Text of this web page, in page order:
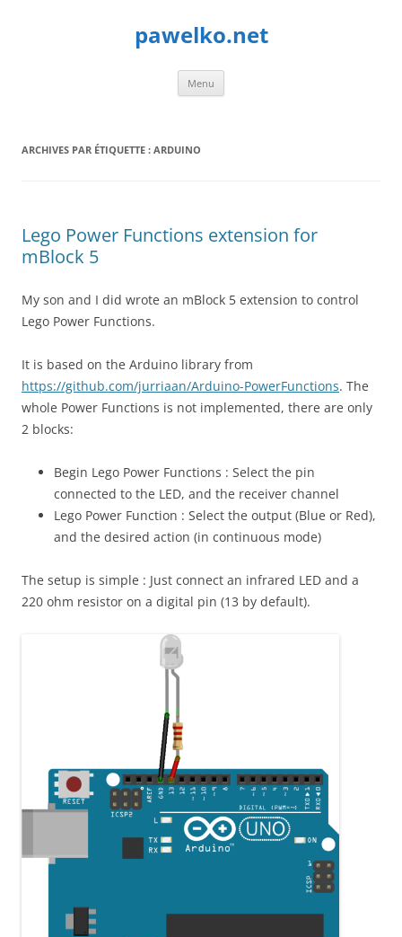
pawelko.net
Menu
ARCHIVES PAR ÉTIQUETTE : ARDUINO
Lego Power Functions extension for
mBlock 5
My son and I did wrote an mBlock 5 extension to control
Lego Power Functions.
It is based on the Arduino library from
https://github.com/jurriaan/Arduino-PowerFunctions. The
whole Power Functions is not implemented, there are only
2 blocks:
Begin Lego Power Functions : Select the pin
connected to the LED, and the receiver channel
Lego Power Function : Select the output (Blue or Red),
and the desired action (in continuous mode)
The setup is simple : Just connect an infrared LED and a
220 ohm resistor on a digital pin (13 by default).